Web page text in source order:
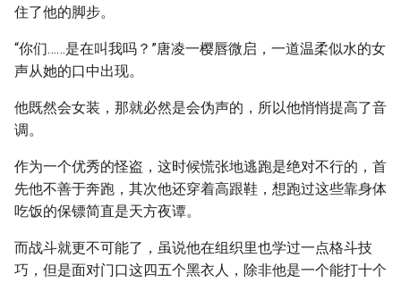
住了他的脚步。
“你们……是在叫我吗？”唐凌一樱唇微启，一道温柔似水的女
声从她的口中出现。
他既然会女装，那就必然是会伪声的，所以他悄悄提高了音
调。
作为一个优秀的怪盗，这时候慌张地逃跑是绝对不行的，首
先他不善于奔跑，其次他还穿着高跟鞋，想跑过这些靠身体
吃饭的保镖简直是天方夜谭。
而战斗就更不可能了，虽说他在组织里也学过一点格斗技
巧，但是面对门口这四五个黑衣人，除非他是一个能打十个